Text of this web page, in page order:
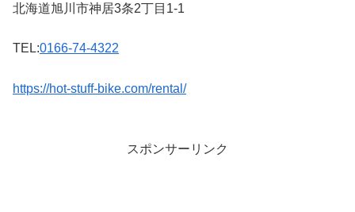
北海道旭川市神居3条2丁目1-1
TEL:0166-74-4322
https://hot-stuff-bike.com/rental/
スポンサーリンク